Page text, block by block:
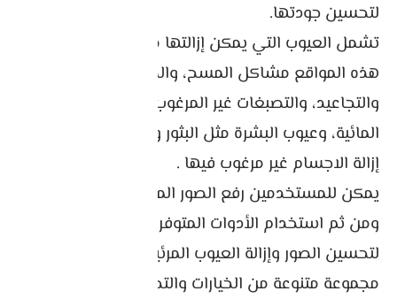
لتحسين جودتها.
تشمل العيوب التي يمكن إزالتها من الصور بواسطة
هذه المواقع مشاكل المسح، والضوضاء، والخدوش،
والتجاعيد، والتصبغات غير المرغوب فيها، والعلامات
المائية، وعيوب البشرة مثل البثور والبقع الداكنة ، و
إزالة الاجسام غير مرغوب فيها .
يمكن للمستخدمين رفع الصور المحتاجة إلى إصلاح
ومن ثم استخدام الأدوات المتوفرة على هذه المواقع
لتحسين الصور وإزالة العيوب المرئية. قد توفر المواقع
مجموعة متنوعة من الخيارات والتحسينات الجاهزة